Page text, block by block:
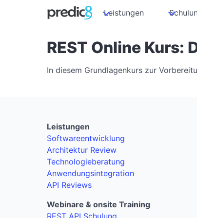
Leistungen
REST Online Kurs:
In diesem Grundlagenkurs zur
Leistungen
Softwareentwicklung
Architektur Review
Technologieberatung
Anwendungsintegration
API Reviews
Webinare & onsite Training
REST API Schulung